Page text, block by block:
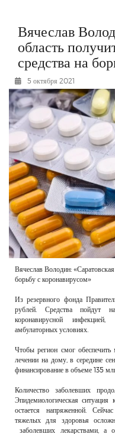
К СВЕДЕНИЮ
КОНКУРСЫ
ФОТОРЕПОРТАЖИ
РЕКЛАМОДАТЕЛЯМ
ОБЪЯВЛЕНИЯ
КОНТАКТЫ
Вячеслав
область
средства на
5 октября 2021
Вячеслав Володин:
борьбу с коронавирусом»
Из резервного фонда
рублей. Средства пойдут
коронавирусной
амбулаторных условиях.
Чтобы регион смог
лечении на дому, в середине
финансирование в объеме 135
Количество заболевших
Эпидемиологическая ситуация
остается напряженной.
тяжелых для здоровья
заболевших лекарствами, а